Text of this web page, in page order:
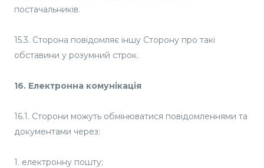
постачальників.
15.3. Сторона повідомляє іншу Сторону про такі
обставини у розумний строк.
16. Електронна комунікація
16.1. Сторони можуть обмінюватися повідомленнями та
документами через:
1. електронну пошту;